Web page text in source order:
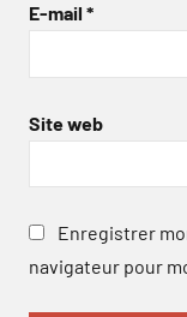
E-mail *
Site web
Enregistrer
navigateur pour